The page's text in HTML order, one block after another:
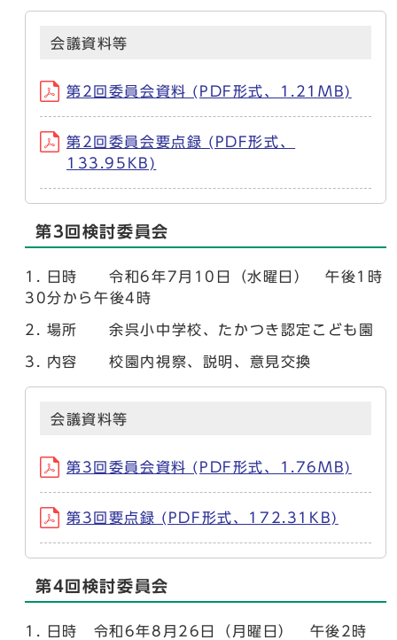
会議資料等
第2回委員会資料 (PDF形式、1.21MB)
第2回委員会要点録 (PDF形式、
133.95KB)
第3回検討委員会
日時 令和6年7月10日（水曜日） 午後1時
30分から午後4時
場所 余呉小中学校、たかつき認定こども園
内容 校園内視察、説明、意見交換
会議資料等
第3回委員会資料 (PDF形式、1.76MB)
第3回要点録 (PDF形式、172.31KB)
第4回検討委員会
日時 令和6年8月26日（月曜日） 午後2時